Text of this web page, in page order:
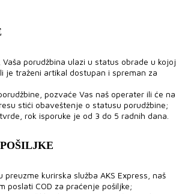
porudžbina ulazi u status obrade u kojoj
je traženi artikal dostupan i spreman za
pozvaće Vas naš operater ili će na
stići obaveštenje o statusu porudžbine;
rok isporuke je od 3 do 5 radnih dana.
preuzme kurirska služba AKS Express, naš
poslati COD za praćenje pošiljke;